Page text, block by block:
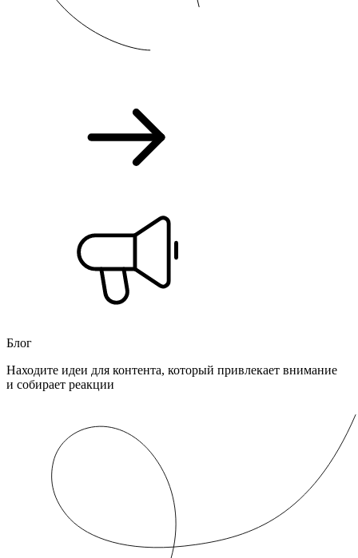
Блог
Находите идеи для контента, который привлекает внимание
и собирает реакции